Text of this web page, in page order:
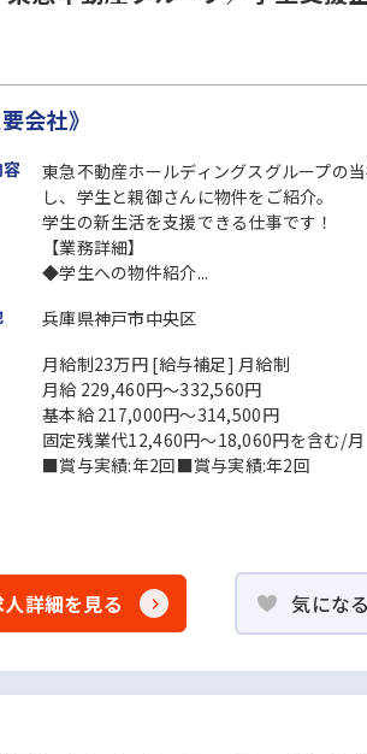
会社》
東急不動産ホールディングスグループの
し、学生と親御さんに物件をご紹介。
学生の新生活を支援できる仕事です！
【業務詳細】
◆学生への物件紹介...
兵庫県神戸市中央区
月給制23万円 [給与補足] 月給制
月給 229,460円～332,560円
基本給 217,000円～314,500円
固定残業代12,460円～18,060円を含む/月
■賞与実績:年2回■賞与実績:年2回
詳細を見る 気になる